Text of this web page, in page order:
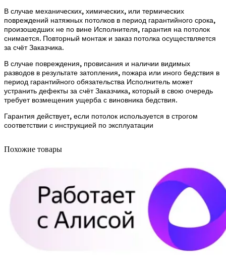
В случае механических, химических, или термических
повреждений натяжных потолков в период гарантийного срока,
произошедших не по вине Исполнителя, гарантия на потолок
снимается. Повторный монтаж и заказ потолка осуществляется
за счёт Заказчика.
В случае повреждения, провисания и наличии видимых
разводов в результате затопления, пожара или иного бедствия в
период гарантийного обязательства Исполнитель может
устранить дефекты за счёт Заказчика, который в свою очередь
требует возмещения ущерба с виновника бедствия.
Гарантия действует, если потолок используется в строгом
соответствии с инструкцией по эксплуатации
Похожие товары